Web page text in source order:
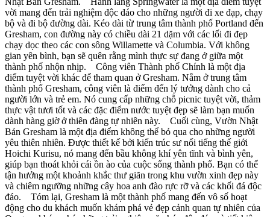
vời mang đến trải nghiệm độc đáo cho những người đi xe đạp, chạy
bộ và đi bộ đường dài. Kéo dài từ trung tâm thành phố Portland đến
Gresham, con đường này có chiều dài 21 dặm với các lối đi đẹp
chạy dọc theo các con sông Willamette và Columbia. Với không
gian yên bình, bạn sẽ quên rằng mình thực sự đang ở giữa một
thành phố nhộn nhịp. Công viên Thành phố Chính là một địa
điểm tuyệt vời khác để tham quan ở Gresham. Nằm ở trung tâm
thành phố Gresham, công viên là điểm đến lý tưởng dành cho cả
người lớn và trẻ em. Nó cung cấp những chỗ picnic tuyệt vời, thảm
thực vật tươi tốt và các đặc điểm nước tuyệt đẹp sẽ làm bạn muốn
dành hàng giờ ở thiên đàng tự nhiên này. Cuối cùng, Vườn Nhật
Bản Gresham là một địa điểm không thể bỏ qua cho những người
yêu thiên nhiên. Được thiết kế bởi kiến trúc sư nổi tiếng thế giới
Hoichi Kurisu, nó mang đến bầu không khí yên tĩnh và bình yên,
giúp bạn thoát khỏi cái ồn ào của cuộc sống thành phố. Bạn có thể
tận hưởng một khoảnh khắc thư giãn trong khu vườn xinh đẹp này
và chiêm ngưỡng những cây hoa anh đào rực rỡ và các khối đá độc
đáo. Tóm lại, Gresham là một thành phố mang đến vô số hoạt
động cho du khách muốn khám phá vẻ đẹp cảnh quan tự nhiên của